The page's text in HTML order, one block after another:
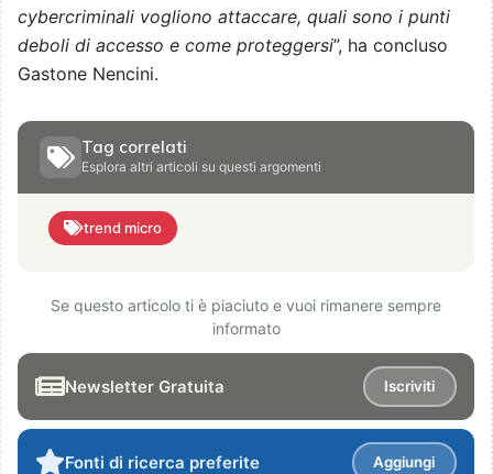
cybercriminali vogliono attaccare, quali sono i punti
deboli di accesso e come proteggersi”, ha concluso
Gastone Nencini.
Tag correlati
Esplora altri articoli su questi argomenti
trend micro
Se questo articolo ti è piaciuto e vuoi rimanere sempre
informato
Newsletter Gratuita Iscriviti
Fonti di ricerca preferite Aggiungi